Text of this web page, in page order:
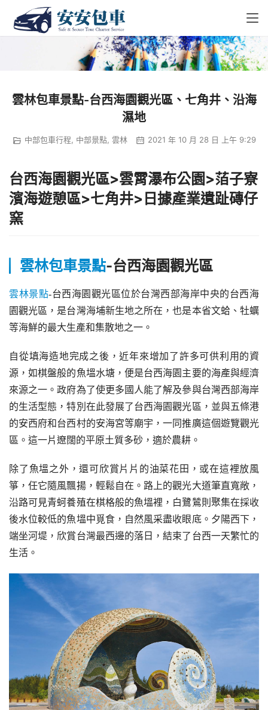
雲林包車景點-台西海園觀光區、七角井、沿海
濕地
中部包車行程, 中部景點, 雲林 2021 年 10 月 28 日 上午 9:29
台西海園觀光區>雲霄瀑布公園>萡子寮
濱海遊憩區>七角井>日據產業遺趾磚仔
窯
雲林包車景點-台西海園觀光區
雲林景點-台西海園觀光區位於台灣西部海岸中央的台西海
園觀光區，是台灣海埔新生地之所在，也是本省文蛤、牡蠣
等海鮮的最大生產和集散地之一。
自從填海造地完成之後，近年來增加了許多可供利用的資
源，如棋盤般的魚塭水塘，便是台西海園主要的海產與經濟
來源之一。政府為了使更多國人能了解及參與台灣西部海岸
的生活型態，特別在此發展了台西海園觀光區，並與五條港
的安西府和台西村的安海宮等廟宇，一同推廣這個遊覽觀光
區。這一片遼闊的平原土質多砂，適於農耕。
除了魚塭之外，還可欣賞片片的油菜花田，或在這裡放風
箏，任它隨風飄揚，輕鬆自在。路上的觀光大道筆直寬敞，
沿路可見青蚵養殖在棋格般的魚塭裡，白鷺鷥則聚集在採收
後水位較低的魚塭中覓食，自然風采盡收眼底。夕陽西下，
端坐河堤，欣賞台灣最西邊的落日，結束了台西一天繁忙的
生活。